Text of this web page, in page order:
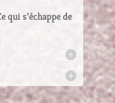
qui s’échappe de